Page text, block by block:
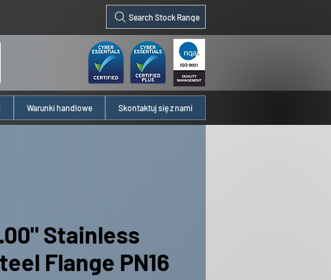
Search Stock Range
Warunki handlowe Skontaktuj się z nami
Stainless
Flange PN16